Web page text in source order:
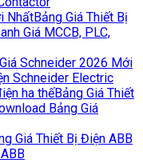
Bảng Giá Thiết Bị
Giá MCCB, PLC,
Schneider 2026 Mới
Schneider Electric
Bảng Giá Thiết
Bảng Giá
Giá Thiết Bị Điện ABB